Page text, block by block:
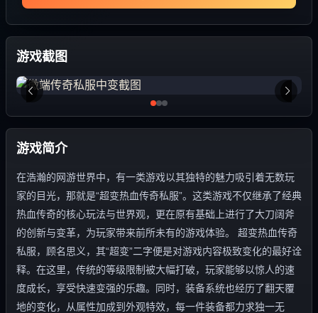
游戏截图
游戏简介
在浩瀚的网游世界中，有一类游戏以其独特的魅力吸引着无数玩
家的目光，那就是“超变热血传奇私服”。这类游戏不仅继承了经典
热血传奇的核心玩法与世界观，更在原有基础上进行了大刀阔斧
的创新与变革，为玩家带来前所未有的游戏体验。 超变热血传奇
私服，顾名思义，其“超变”二字便是对游戏内容极致变化的最好诠
释。在这里，传统的等级限制被大幅打破，玩家能够以惊人的速
度成长，享受快速变强的乐趣。同时，装备系统也经历了翻天覆
地的变化，从属性加成到外观特效，每一件装备都力求独一无